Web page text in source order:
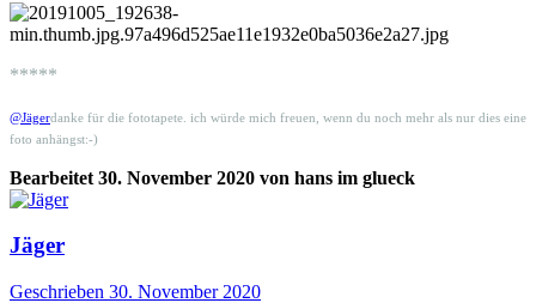
*****
@Jägerdanke für die fototapete. ich würde mich freuen, wenn du noch mehr als nur dies eine
foto anhängst:-)
Bearbeitet 30. November 2020 von hans im glueck
Jäger
Geschrieben 30. November 2020